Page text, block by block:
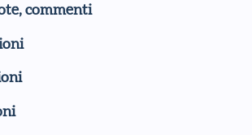
commenti